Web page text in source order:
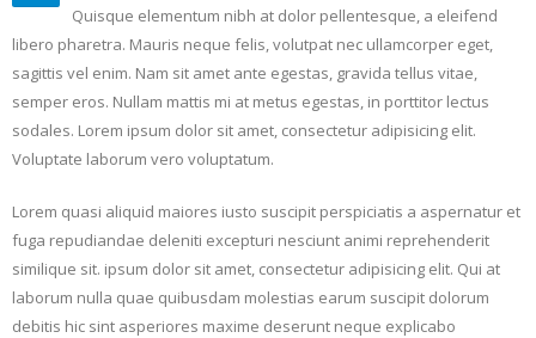
Quisque elementum nibh at dolor pellentesque, a eleifend
libero pharetra. Mauris neque felis, volutpat nec ullamcorper eget,
sagittis vel enim. Nam sit amet ante egestas, gravida tellus vitae,
semper eros. Nullam mattis mi at metus egestas, in porttitor lectus
sodales. Lorem ipsum dolor sit amet, consectetur adipisicing elit.
Voluptate laborum vero voluptatum.
Lorem quasi aliquid maiores iusto suscipit perspiciatis a aspernatur et
fuga repudiandae deleniti excepturi nesciunt animi reprehenderit
similique sit. ipsum dolor sit amet, consectetur adipisicing elit. Qui at
laborum nulla quae quibusdam molestias earum suscipit dolorum
debitis hic sint asperiores maxime deserunt neque explicabo